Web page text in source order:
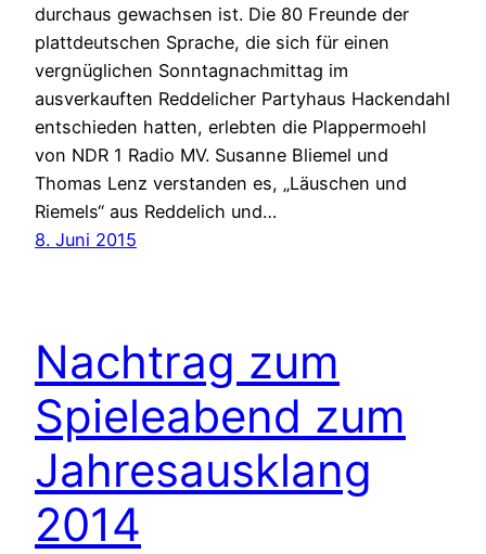
durchaus gewachsen ist. Die 80 Freunde der
plattdeutschen Sprache, die sich für einen
vergnüglichen Sonntagnachmittag im
ausverkauften Reddelicher Partyhaus Hackendahl
entschieden hatten, erlebten die Plappermoehl
von NDR 1 Radio MV. Susanne Bliemel und
Thomas Lenz verstanden es, „Läuschen und
Riemels“ aus Reddelich und…
8. Juni 2015
Nachtrag zum
Spieleabend zum
Jahresausklang
2014